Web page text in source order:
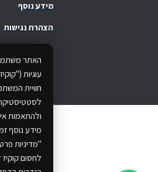
האתר
עוגיות
חוויית
ולהתאמות
מידע נוסף
"מדיניות
לחסום
מידע נוסף
.
הצהרת נגישות
All rights reserved.
...